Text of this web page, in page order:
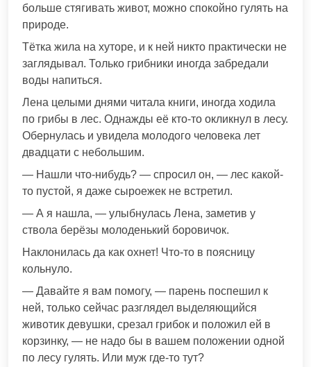
больше стягивать живот, можно спокойно гулять на
природе.
Тётка жила на хуторе, и к ней никто практически не
заглядывал. Только грибники иногда забредали
воды напиться.
Лена целыми днями читала книги, иногда ходила
по грибы в лес. Однажды её кто-то окликнул в лесу.
Обернулась и увидела молодого человека лет
двадцати с небольшим.
— Нашли что-нибудь? — спросил он, — лес какой-
то пустой, я даже сыроежек не встретил.
— А я нашла, — улыбнулась Лена, заметив у
ствола берёзы молоденький боровичок.
Наклонилась да как охнет! Что-то в поясницу
кольнуло.
— Давайте я вам помогу, — парень поспешил к
ней, только сейчас разглядел выделяющийся
животик девушки, срезал грибок и положил ей в
корзинку, — не надо бы в вашем положении одной
по лесу гулять. Или муж где-то тут?